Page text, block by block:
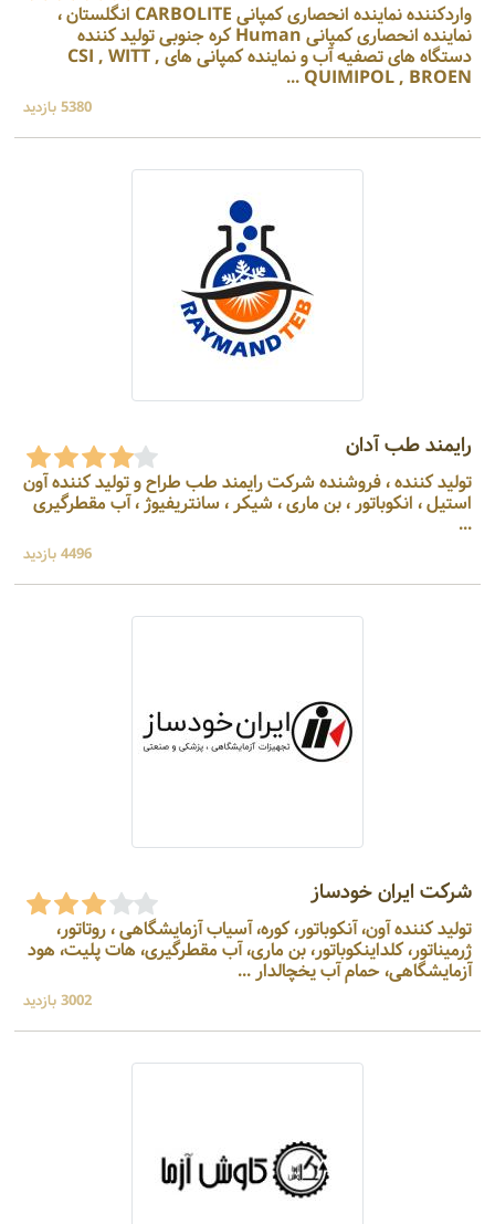
واردکننده نماینده انحصاری کمپانی CARBOLITE انگلستان ،
نماینده انحصاری کمپانی Human کره جنوبی تولید کننده
دستگاه های تصفیه آب و نماینده کمپانی های CSI , WITT ,
QUIMIPOL , BROEN ...
5380 بازدید
رایمند طب آدان
تولید کننده ، فروشنده شرکت رایمند طب طراح و تولید کننده آون
استیل ، انکوباتور ، بن ماری ، شیکر ، سانتریفیوژ ، آب مقطرگیری
...
4496 بازدید
شرکت ایران خودساز
تولید کننده آون، آنکوباتور، کوره، آسیاب آزمایشگاهی ، روتاتور،
ژرمیناتور، کلداینکوباتور، بن ماری، آب مقطرگیری، هات پلیت، هود
آزمایشگاهی، حمام آب یخچالدار ...
3002 بازدید